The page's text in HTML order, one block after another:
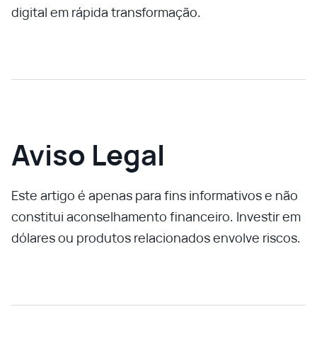
digital em rápida transformação.
Aviso Legal
Este artigo é apenas para fins informativos e não
constitui aconselhamento financeiro. Investir em
dólares ou produtos relacionados envolve riscos.